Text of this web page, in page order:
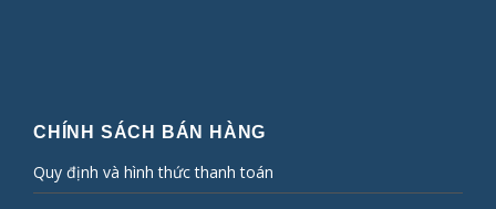
CHÍNH SÁCH BÁN HÀNG
Quy định và hình thức thanh toán